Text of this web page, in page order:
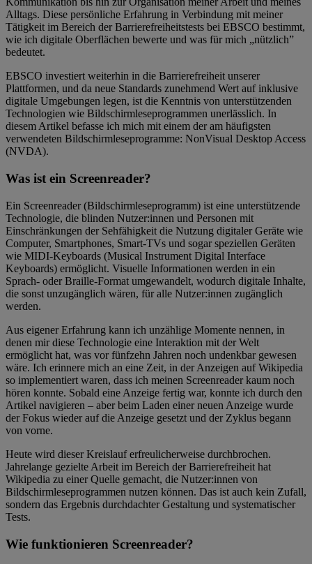
Alltags. Diese persönliche Erfahrung in Verbindung mit meiner
Tätigkeit im Bereich der Barrierefreiheitstests bei EBSCO bestimmt,
wie ich digitale Oberflächen bewerte und was für mich „nützlich”
bedeutet.
EBSCO investiert weiterhin in die Barrierefreiheit unserer
Plattformen, und da neue Standards zunehmend Wert auf inklusive
digitale Umgebungen legen, ist die Kenntnis von unterstützenden
Technologien wie Bildschirmleseprogrammen unerlässlich. In
diesem Artikel befasse ich mich mit einem der am häufigsten
verwendeten Bildschirmleseprogramme: NonVisual Desktop Access
(NVDA).
Was ist ein Screenreader?
Ein Screenreader (Bildschirmleseprogramm) ist eine unterstützende
Technologie, die blinden Nutzer:innen und Personen mit
Einschränkungen der Sehfähigkeit die Nutzung digitaler Geräte wie
Computer, Smartphones, Smart-TVs und sogar speziellen Geräten
wie MIDI-Keyboards (Musical Instrument Digital Interface
Keyboards) ermöglicht. Visuelle Informationen werden in ein
Sprach- oder Braille-Format umgewandelt, wodurch digitale Inhalte,
die sonst unzugänglich wären, für alle Nutzer:innen zugänglich
werden.
Aus eigener Erfahrung kann ich unzählige Momente nennen, in
denen mir diese Technologie eine Interaktion mit der Welt
ermöglicht hat, was vor fünfzehn Jahren noch undenkbar gewesen
wäre. Ich erinnere mich an eine Zeit, in der Anzeigen auf Wikipedia
so implementiert waren, dass ich meinen Screenreader kaum noch
hören konnte. Sobald eine Anzeige fertig war, konnte ich durch den
Artikel navigieren – aber beim Laden einer neuen Anzeige wurde
der Fokus wieder auf die Anzeige gesetzt und der Zyklus begann
von vorne.
Heute wird dieser Kreislauf erfreulicherweise durchbrochen.
Jahrelange gezielte Arbeit im Bereich der Barrierefreiheit hat
Wikipedia zu einer Quelle gemacht, die Nutzer:innen von
Bildschirmleseprogrammen nutzen können. Das ist auch kein Zufall,
sondern das Ergebnis durchdachter Gestaltung und systematischer
Tests.
Wie funktionieren Screenreader?